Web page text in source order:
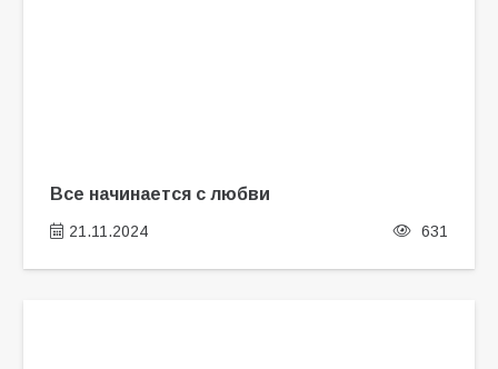
Все начинается с любви
21.11.2024 631